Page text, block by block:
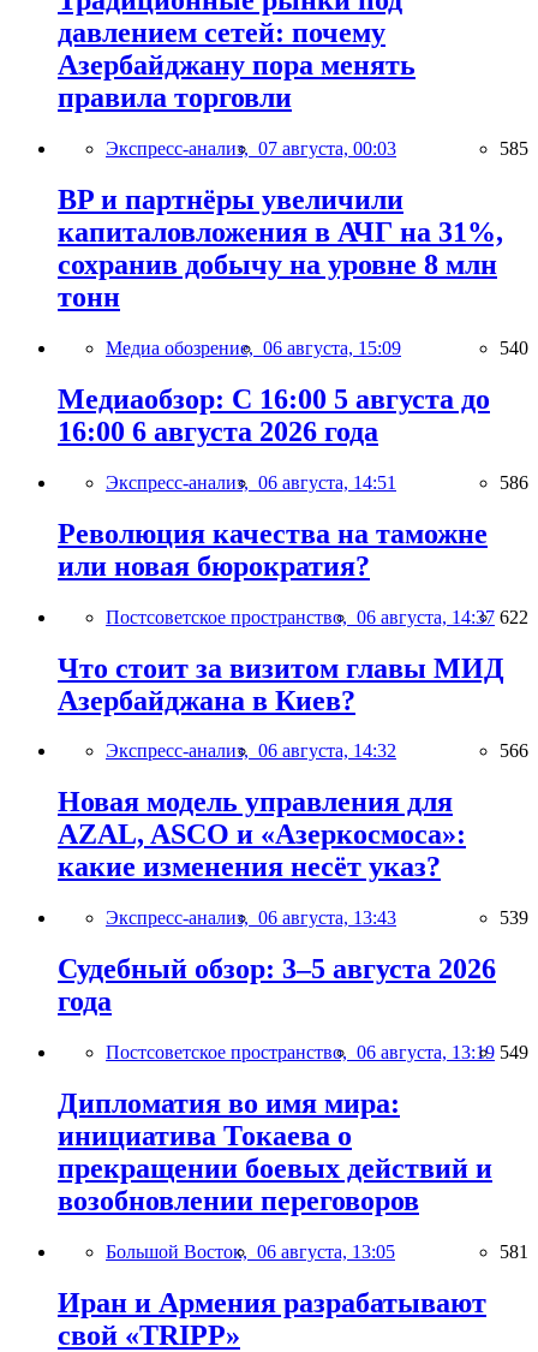
давлением сетей: почему
Азербайджану пора менять
правила торговли
Экспресс-анализ, 07 августа, 00:03 585
BP и партнёры увеличили
капиталовложения в АЧГ на 31%,
сохранив добычу на уровне 8 млн
тонн
Медиа обозрение, 06 августа, 15:09 540
Медиаобзор: С 16:00 5 августа до
16:00 6 августа 2026 года
Экспресс-анализ, 06 августа, 14:51 586
Революция качества на таможне
или новая бюрократия?
Постсоветское пространство, 06 августа, 14:37 622
Что стоит за визитом главы МИД
Азербайджана в Киев?
Экспресс-анализ, 06 августа, 14:32 566
Новая модель управления для
AZAL, ASCO и «Азеркосмоса»:
какие изменения несёт указ?
Экспресс-анализ, 06 августа, 13:43 539
Судебный обзор: 3–5 августа 2026
года
Постсоветское пространство, 06 августа, 13:19 549
Дипломатия во имя мира:
инициатива Токаева о
прекращении боевых действий и
возобновлении переговоров
Большой Восток, 06 августа, 13:05 581
Иран и Армения разрабатывают
свой «TRIPP»